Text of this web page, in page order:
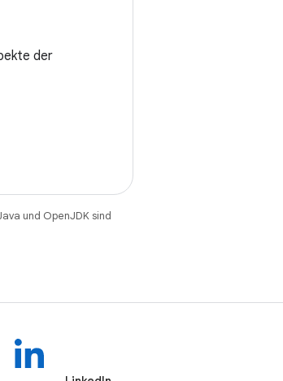
der
und OpenJDK sind